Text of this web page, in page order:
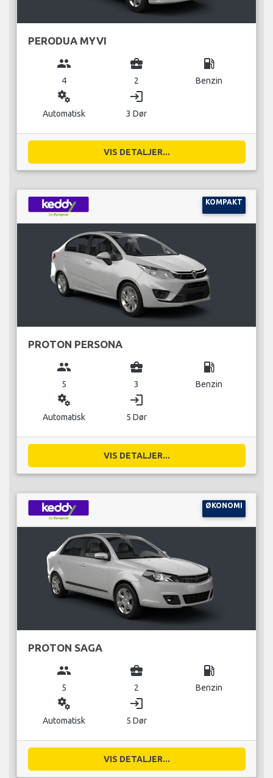
PERODUA MYVI
group
4
business_center
2
local_gas_station
Benzin
miscellaneous_services
Automatisk
login
3 Dør
VIS DETALJER...
KOMPAKT
PROTON PERSONA
group
5
business_center
3
local_gas_station
Benzin
miscellaneous_services
Automatisk
login
5 Dør
VIS DETALJER...
ØKONOMI
PROTON SAGA
group
5
business_center
2
local_gas_station
Benzin
miscellaneous_services
Automatisk
login
5 Dør
VIS DETALJER...